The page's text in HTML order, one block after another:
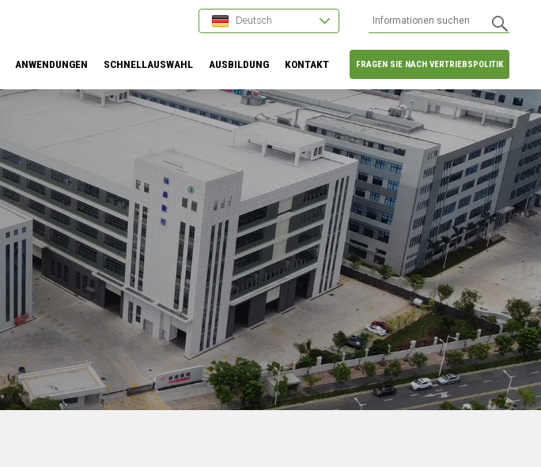
Deutsch
FRAGEN SIE NACH VERTRIEBSPOLITIK
ANWENDUNGEN SCHNELLAUSWAHL AUSBILDUNG KONTAKT